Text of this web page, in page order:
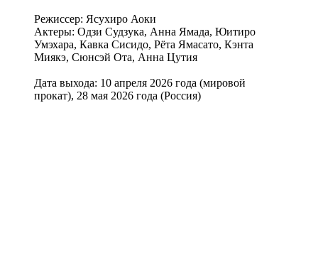
Режиссер: Ясухиро Аоки
Актеры: Одзи Судзука, Анна Ямада, Юитиро
Умэхара, Кавка Сисидо, Рёта Ямасато, Кэнта
Миякэ, Сюнсэй Ота, Анна Цутия
Дата выхода: 10 апреля 2026 года (мировой
прокат), 28 мая 2026 года (Россия)